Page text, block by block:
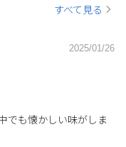
すべて見る
2025/01/26
でも懐かしい味がしま